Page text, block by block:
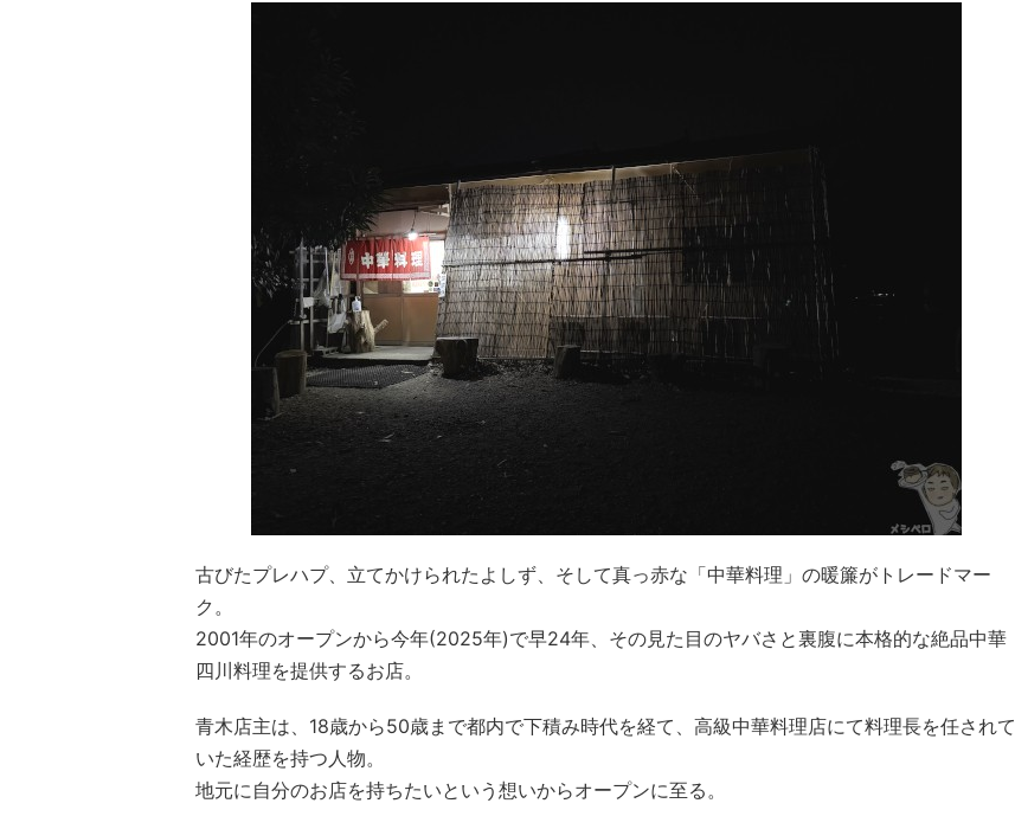
古びたプレハプ、立てかけられたよしず、そして真っ赤な「中華料理」の暖簾がトレードマー
ク。
2001年のオープンから今年(2025年)で早24年、その見た目のヤバさと裏腹に本格的な絶品中華
四川料理を提供するお店。
青木店主は、18歳から50歳まで都内で下積み時代を経て、高級中華料理店にて料理長を任されて
いた経歴を持つ人物。
地元に自分のお店を持ちたいという想いからオープンに至る。